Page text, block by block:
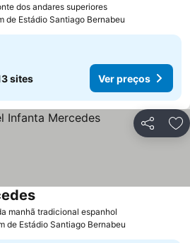
dos andares superioresVer preços
de Estádio Santiago Bernabeu
sites Ver preços
Partilhar
manhã tradicional espanhol
Ver preços
de Estádio Santiago Bernabeu